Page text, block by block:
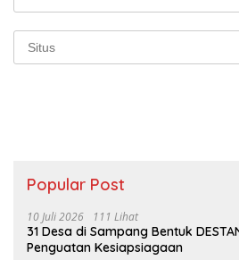
Popular Post
10 Juli 2026 111 Lihat
31 Desa di Sampang Bentuk
Penguatan Kesiapsiagaan